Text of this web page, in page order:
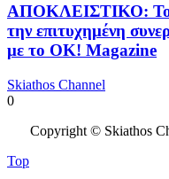
ΑΠΟΚΛΕΙΣΤΙΚΟ: Το
την επιτυχημένη
με το OK! Magazine
Skiathos Channel
0
Copyright © Skiathos
Top